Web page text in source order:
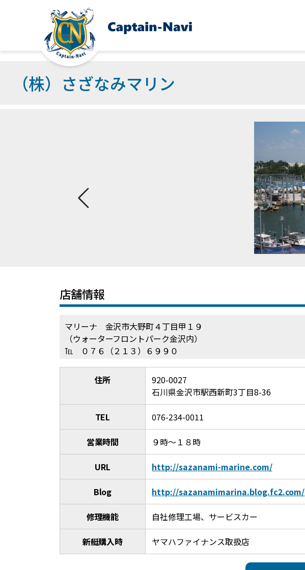
（株）さざなみマリン
店舗情報
マリーナ 金沢市大野町４丁目甲１９
（ウォーターフロントパーク金沢内）
℡ ０７６（２１３）６９９０
住所
920-0027
石川県金沢市駅西新町3丁目8-36
TEL 076-234-0011
営業時間 ９時～１８時
URL http://sazanami-marine.com/
Blog http://sazanamimarina.blog.fc2.com/
修理機能 自社修理工場、サービスカー
新艇購入時 ヤマハファイナンス取扱店